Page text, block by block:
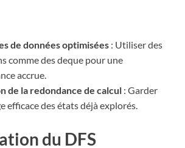
de données optimisées : Utiliser des
comme des deque pour une
accrue.
de la redondance de calcul : Garder
efficace des états déjà explorés.
du DFS